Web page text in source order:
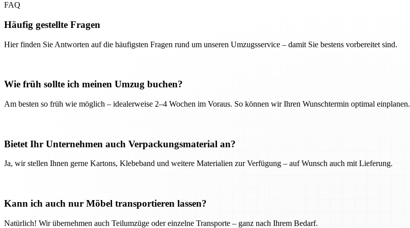
FAQ
Häufig gestellte Fragen
Hier finden Sie Antworten auf die häufigsten Fragen rund um unseren Umzugsservice – damit Sie bestens vorbereitet sind.
Wie früh sollte ich meinen Umzug buchen?
Am besten so früh wie möglich – idealerweise 2–4 Wochen im Voraus. So können wir Ihren Wunschtermin optimal einplanen.
Bietet Ihr Unternehmen auch Verpackungsmaterial an?
Ja, wir stellen Ihnen gerne Kartons, Klebeband und weitere Materialien zur Verfügung – auf Wunsch auch mit Lieferung.
Kann ich auch nur Möbel transportieren lassen?
Natürlich! Wir übernehmen auch Teilumzüge oder einzelne Transporte – ganz nach Ihrem Bedarf.